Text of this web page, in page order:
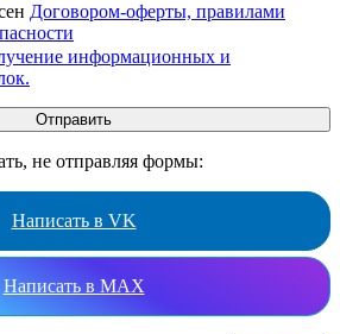
Договором-оферты, правилами
информационных и
не отправляя формы:
Написать в VK
Написать в MAX